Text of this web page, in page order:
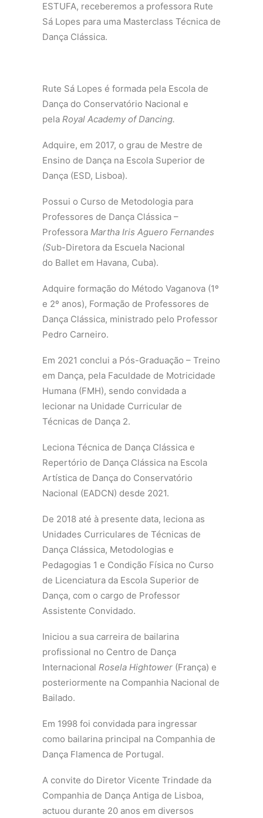
ESTUFA, receberemos a professora Rute
Sá Lopes para uma Masterclass Técnica de
Dança Clássica.
Rute Sá Lopes é formada pela Escola de
Dança do Conservatório Nacional e
pela Royal Academy of Dancing.
Adquire, em 2017, o grau de Mestre de
Ensino de Dança na Escola Superior de
Dança (ESD, Lisboa).
Possui o Curso de Metodologia para
Professores de Dança Clássica –
Professora Martha Iris Aguero Fernandes
(Sub-Diretora da Escuela Nacional
do Ballet em Havana, Cuba).
Adquire formação do Método Vaganova (1º
e 2º anos), Formação de Professores de
Dança Clássica, ministrado pelo Professor
Pedro Carneiro.
Em 2021 conclui a Pós-Graduação – Treino
em Dança, pela Faculdade de Motricidade
Humana (FMH), sendo convidada a
lecionar na Unidade Curricular de
Técnicas de Dança 2.
Leciona Técnica de Dança Clássica e
Repertório de Dança Clássica na Escola
Artística de Dança do Conservatório
Nacional (EADCN) desde 2021.
De 2018 até à presente data, leciona as
Unidades Curriculares de Técnicas de
Dança Clássica, Metodologias e
Pedagogias 1 e Condição Física no Curso
de Licenciatura da Escola Superior de
Dança, com o cargo de Professor
Assistente Convidado.
Iniciou a sua carreira de bailarina
profissional no Centro de Dança
Internacional Rosela Hightower (França) e
posteriormente na Companhia Nacional de
Bailado.
Em 1998 foi convidada para ingressar
como bailarina principal na Companhia de
Dança Flamenca de Portugal.
A convite do Diretor Vicente Trindade da
Companhia de Dança Antiga de Lisboa,
actuou durante 20 anos em diversos